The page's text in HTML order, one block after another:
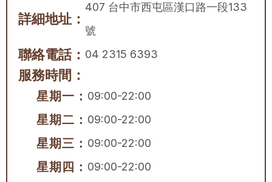
詳細地址：
407 台中市西屯區漢口路一段133
號
聯絡電話： 04 2315 6393
服務時間：
星期一： 09:00-22:00
星期二： 09:00-22:00
星期三： 09:00-22:00
星期四： 09:00-22:00